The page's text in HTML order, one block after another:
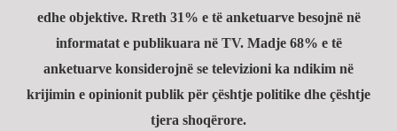
edhe objektive. Rreth 31% e të anketuarve besojnë në
informatat e publikuara në TV. Madje 68% e të
anketuarve konsiderojnë se televizioni ka ndikim në
krijimin e opinionit publik për çështje politike dhe çështje
tjera shoqërore.